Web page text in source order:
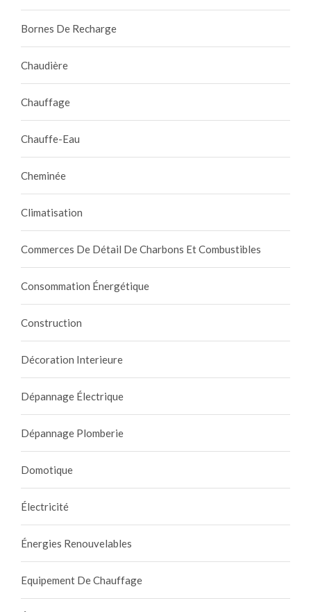
Bornes De Recharge
Chaudière
Chauffage
Chauffe-Eau
Cheminée
Climatisation
Commerces De Détail De Charbons Et Combustibles
Consommation Énergétique
Construction
Décoration Interieure
Dépannage Électrique
Dépannage Plomberie
Domotique
Électricité
Énergies Renouvelables
Equipement De Chauffage